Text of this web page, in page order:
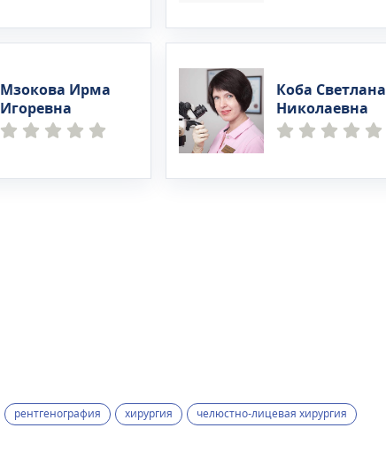
Мзокова Ирма
Игоревна
Коба Светлана
Николаевна
рентгенография хирургия
челюстно-лицевая хирургия